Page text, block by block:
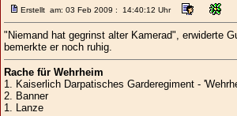
Erstellt am: 03 Feb 2009 : 14:40:12 Uhr
"Niemand hat gegrinst alter Kamerad", erwiderte
bemerkte er noch ruhig.
Rache für Wehrheim
1. Kaiserlich Darpatisches Garderegiment -
2. Banner
1. Lanze